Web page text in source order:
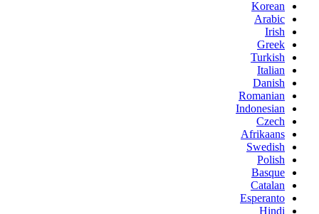
Korean
Arabic
Irish
Greek
Turkish
Italian
Danish
Romanian
Indonesian
Czech
Afrikaans
Swedish
Polish
Basque
Catalan
Esperanto
Hindi